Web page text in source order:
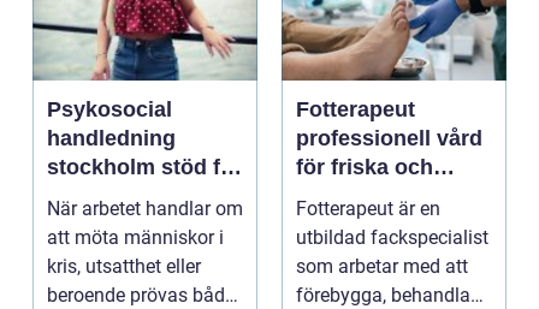
Psykosocial
handledning
stockholm stöd för
hållbart arbete
med människor
När arbetet handlar om
att möta människor i
kris, utsatthet eller
beroende prövas både
Fotterapeut
professionell vård
för friska och
starkare fötter
Fotterapeut är en
utbildad fackspecialist
som arbetar med att
förebygga, behandla